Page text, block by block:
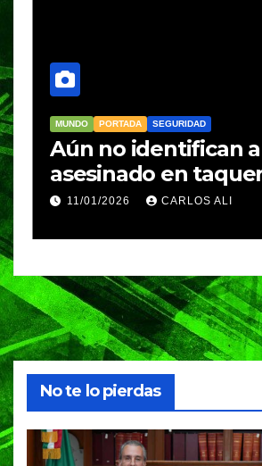
MUNDO PORTADA SEGURIDAD
Aún no identifican
asesinado en
Amozoc
11/01/2026 CARLOS ALI
No te lo pierdas